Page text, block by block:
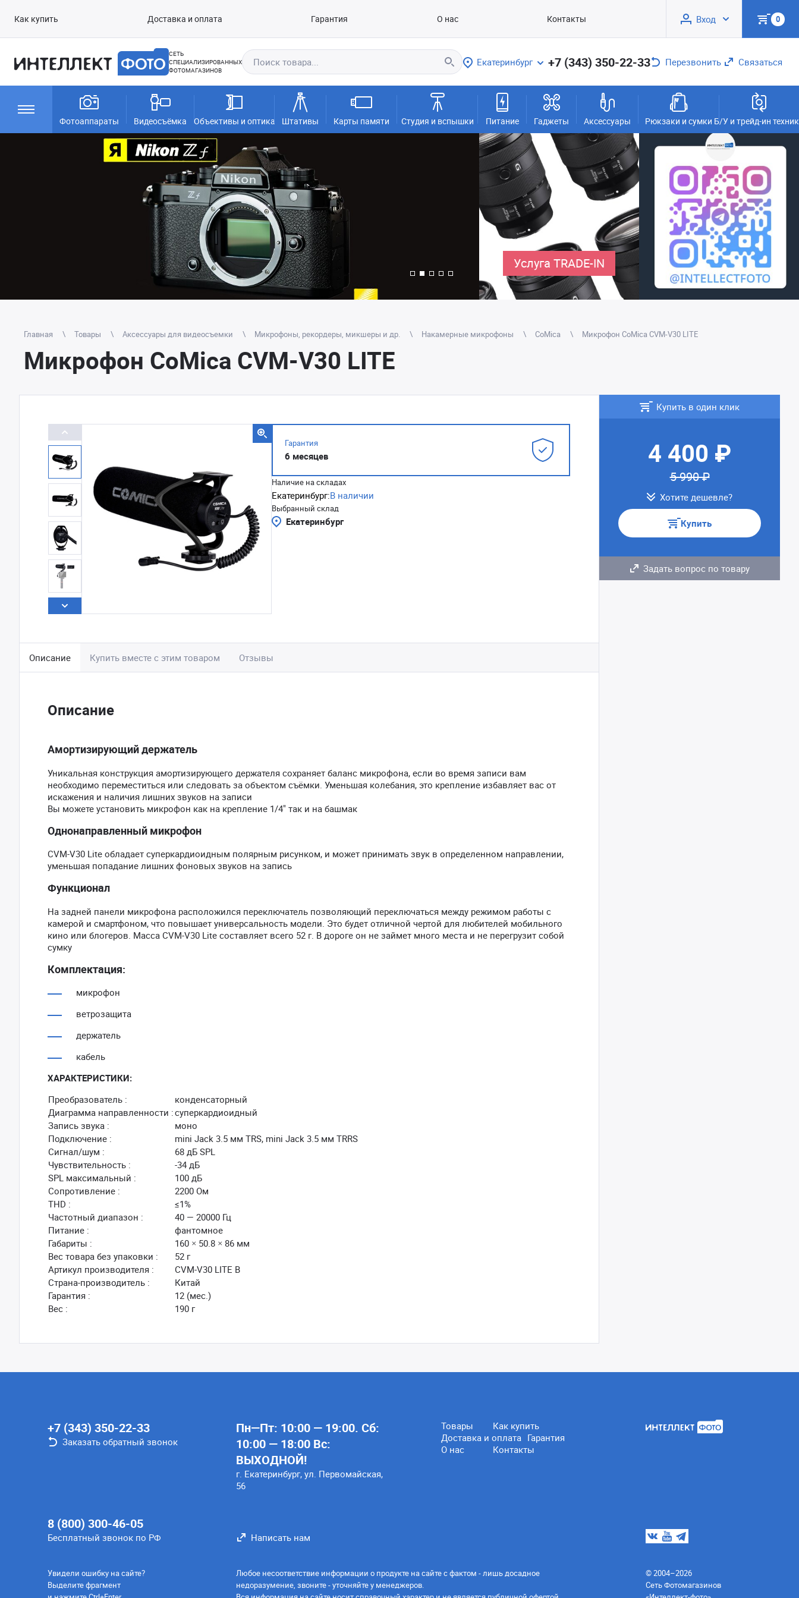
Как купить Доставка и оплата Гарантия О нас Контакты Вход 0
СЕТЬ
СПЕЦИАЛИЗИРОВАННЫХ
ФОТОМАГАЗИНОВ
Екатеринбург +7 (343) 350-22-33 Перезвонить Связаться
Фотоаппараты Видеосъёмка Объективы и оптика Штативы Карты памяти Студия и вспышки Питание Гаджеты Аксессуары Рюкзаки и сумки Б/У и трейд-ин
Услуга TRADE-IN
Главная Товары Аксессуары для видеосъемки Микрофоны, рекордеры, микшеры и др. Накамерные микрофоны CoMica Микрофон CoMica CVM-V30 LITE
Микрофон CoMica CVM-V30 LITE
Гарантия
6 месяцев
Наличие на складах
Екатеринбург:В наличии
Выбранный склад
Екатеринбург
Описание Купить вместе с этим товаром Отзывы
Описание
Амортизирующий держатель
Уникальная конструкция амортизирующего держателя сохраняет баланс микрофона, если во время записи вам
необходимо переместиться или следовать за объектом съёмки. Уменьшая колебания, это крепление избавляет вас от
искажения и наличия лишних звуков на записи
Вы можете установить микрофон как на крепление 1/4" так и на башмак
Однонаправленный микрофон
CVM-V30 Lite обладает суперкардиоидным полярным рисунком, и может принимать звук в определенном направлении,
уменьшая попадание лишних фоновых звуков на запись
Функционал
На задней панели микрофона расположился переключатель позволяющий переключаться между режимом работы с
камерой и смартфоном, что повышает универсальность модели. Это будет отличной чертой для любителей мобильного
кино или блогеров. Масса CVM-V30 Lite составляет всего 52 г. В дороге он не займет много места и не перегрузит собой
сумку
Комплектация:
микрофон
ветрозащита
держатель
кабель
ХАРАКТЕРИСТИКИ:
Преобразователь :
конденсаторный
Диаграмма направленности :суперкардиоидный
Запись звука :
моно
Подключение :
mini Jack 3.5 мм TRS, mini Jack 3.5 мм TRRS
Сигнал/шум :
68 дБ SPL
Чувствительность :
-34 дБ
SPL максимальный :
100 дБ
Сопротивление :
2200 Ом
THD :
≤1%
Частотный диапазон :
40 — 20000 Гц
Питание :
фантомное
Габариты :
160 × 50.8 × 86 мм
Вес товара без упаковки :
52 г
Артикул производителя :
CVM-V30 LITE B
Страна-производитель :
Китай
Гарантия :
12 (мес.)
Вес :
190 г
Купить в один клик
4 400 ₽
5 990 ₽
Хотите дешевле?
Купить
Задать вопрос по товару
+7 (343) 350-22-33
Заказать обратный звонок
8 (800) 300-46-05
Бесплатный звонок по РФ
Пн—Пт: 10:00 — 19:00. Сб:
10:00 — 18:00 Вс:
ВЫХОДНОЙ!
г. Екатеринбург, ул. Первомайская,
56
Товары
Как купить
Доставка и оплата Гарантия
О нас
Контакты
Написать нам
Увидели ошибку на сайте?
Выделите фрагмент
Любое несоответствие информации о продукте на сайте с фактом - лишь досадное
недоразумение, звоните - уточняйте у менеджеров.
© 2004–2026
Сеть Фотомагазинов